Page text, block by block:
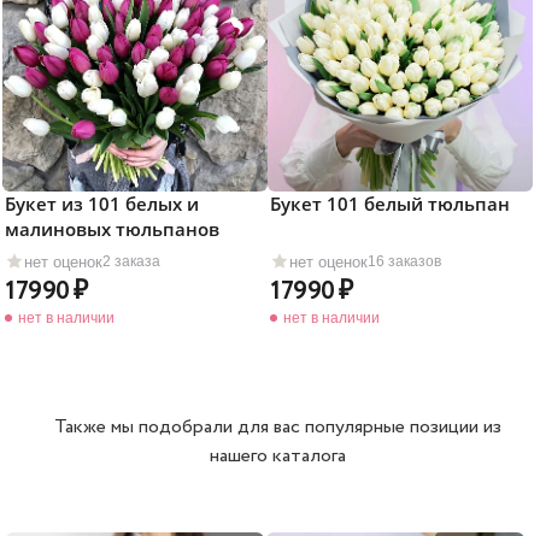
нет оценок2 заказа
Букет из 101 белых и
малиновых тюльпанов
17990
нет в наличии
нет оценок16 заказов
Букет 101 белый тюльпан
17990
нет в наличии
Также мы подобрали для вас популярные позиции из
нашего каталога